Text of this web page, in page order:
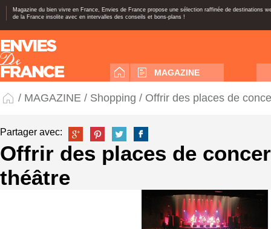
Magazine du bien vivre en France, Envies de France propose une sélection raffinée de destinations
de la France insolite avec en intervalles des conseils et bons-plans !
MAGAZINE
/ MAGAZINE / Shopping / Offrir des places de
Partager avec:
Offrir des places de
théâtre